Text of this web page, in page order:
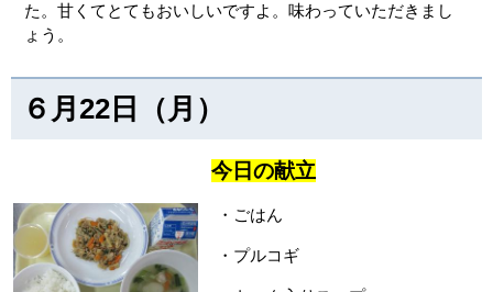
た。甘くてとてもおいしいですよ。味わっていただきまし
ょう。
６月22日（月）
今日の献立
・ごはん
・プルコギ